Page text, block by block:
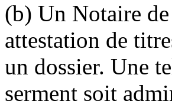
(b) Un Notaire
attestation de
un dossier. Une
serment soit